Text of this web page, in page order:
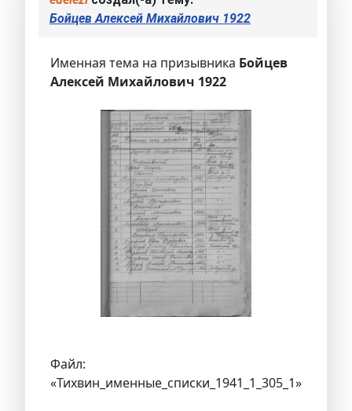
Бойцев Алексей Михайлович 1922
Именная тема на призывника Бойцев
Алексей Михайлович 1922
Файл:
«Тихвин_именные_списки_1941_1_305_1»